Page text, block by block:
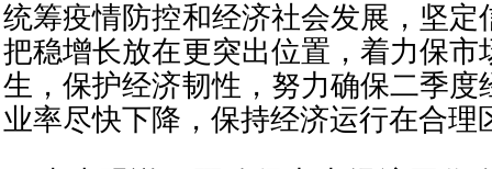
统筹疫情防控和经济社会发展，坚定
把稳增长放在更突出位置，着力保市
生，保护经济韧性，努力确保二季度
业率尽快下降，保持经济运行在合理